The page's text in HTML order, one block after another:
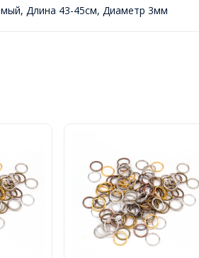
Длина 43-45см, Диаметр 3мм